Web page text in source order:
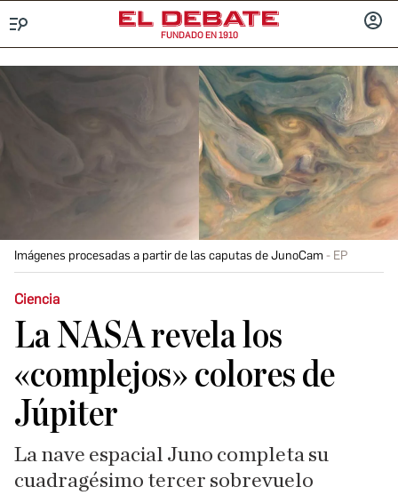
FUNDADO EN 1910
Imágenes procesadas a partir de las caputas de JunoCam EP
Ciencia
La NASA revela los
«complejos» colores de
Júpiter
La nave espacial Juno completa su
cuadragésimo tercer sobrevuelo